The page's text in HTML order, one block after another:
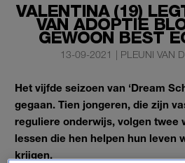
VALENTINA (19)
VAN ADOPTIE
GEWOON BEST
13-09-2021 | PLEUNI VAN
Het vijfde seizoen van ‘Dream
gegaan. Tien jongeren, die zijn
reguliere onderwijs, volgen twee
lessen die hen helpen hun leven
krijgen.